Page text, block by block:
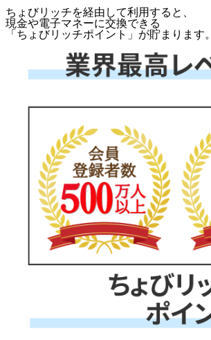
ちょびリッチを経由して利用すると、
現金や電子マネーに交換できる
「 ちょびリッチポイント 」が貯まります。